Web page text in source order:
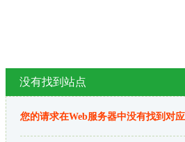
没有找到站点
您的请求在Web服务器中没有找到对